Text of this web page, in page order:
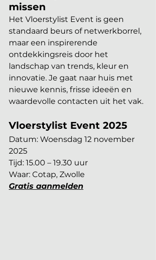
missen
Het Vloerstylist Event is geen
standaard beurs of netwerkborrel,
maar een inspirerende
ontdekkingsreis door het
landschap van trends, kleur en
innovatie. Je gaat naar huis met
nieuwe kennis, frisse ideeën en
waardevolle contacten uit het vak.
Vloerstylist Event 2025
Datum: Woensdag 12 november
2025
Tijd: 15.00 – 19.30 uur
Waar: Cotap, Zwolle
Gratis aanmelden